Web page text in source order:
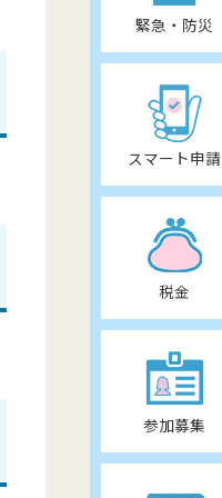
緊急・防災
スマート申請
税金
参加募集